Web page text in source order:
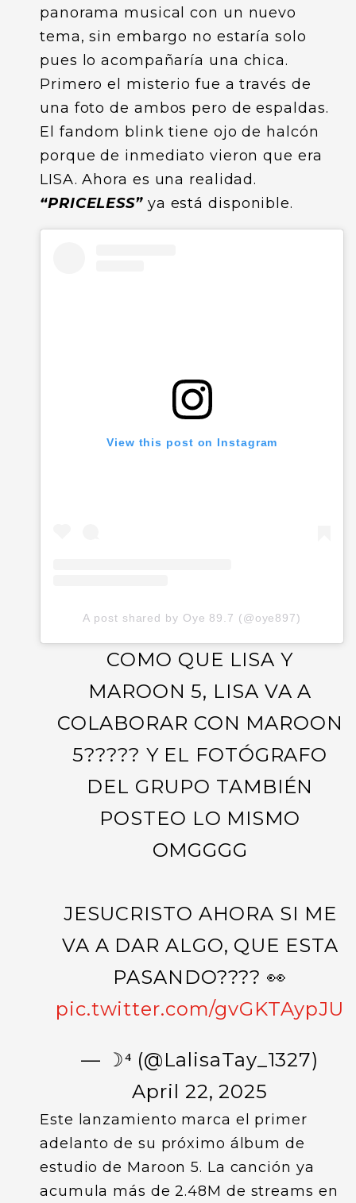
panorama musical con un nuevo
tema, sin embargo no estaría solo
pues lo acompañaría una chica.
Primero el misterio fue a través de
una foto de ambos pero de espaldas.
El fandom blink tiene ojo de halcón
porque de inmediato vieron que era
LISA. Ahora es una realidad.
“PRICELESS”ya está disponible.
View this post on Instagram
A post shared by Oye 89.7 (@oye897)
COMO QUE LISA Y
MAROON 5, LISA VA A
COLABORAR CON MAROON
5????? Y EL FOTÓGRAFO
DEL GRUPO TAMBIÉN
POSTEO LO MISMO
OMGGGG
JESUCRISTO AHORA SI ME
VA A DAR ALGO, QUE ESTA
PASANDO???? 👀
pic.twitter.com/gvGKTAypJU
— ☽⁴ (@LalisaTay_1327)
April 22, 2025
Este lanzamiento marca el primer
adelanto de su próximo álbum de
estudio de Maroon 5. La canción ya
acumula más de 2.48M de streams en